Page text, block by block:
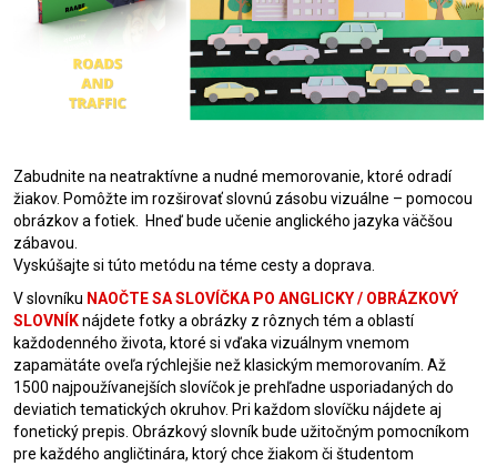
Zabudnite na neatraktívne a nudné memorovanie, ktoré odradí
žiakov. Pomôžte im rozširovať slovnú zásobu vizuálne – pomocou
obrázkov a fotiek. Hneď bude učenie anglického jazyka väčšou
zábavou.
Vyskúšajte si túto metódu na téme cesty a doprava.
V slovníku NAOČTE SA SLOVÍČKA PO ANGLICKY / OBRÁZKOVÝ
SLOVNÍKnájdete fotky a obrázky z rôznych tém a oblastí
každodenného života, ktoré si vďaka vizuálnym vnemom
zapamätáte oveľa rýchlejšie než klasickým memorovaním. Až
1500 najpoužívanejších slovíčok je prehľadne usporiadaných do
deviatich tematických okruhov. Pri každom slovíčku nájdete aj
fonetický prepis. Obrázkový slovník bude užitočným pomocníkom
pre každého angličtinára, ktorý chce žiakom či študentom